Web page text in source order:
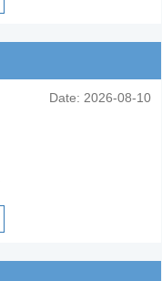
Date: 2026-08-10